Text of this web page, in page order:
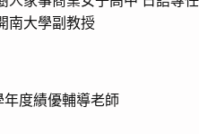
南大學副教授
年度績優輔導老師